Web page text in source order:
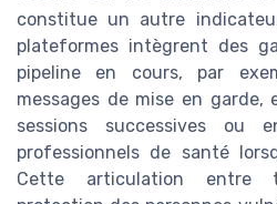
constitue un autre
plateformes intègrent des
pipeline en cours, par
messages de mise en
sessions successives ou
professionnels de santé
Cette articulation entre